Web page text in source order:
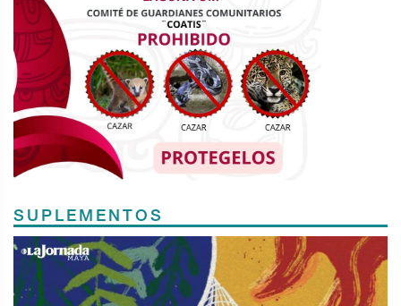
SUPLEMENTOS